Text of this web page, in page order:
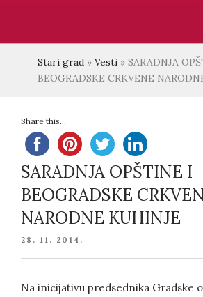
Stari grad » Vesti » SARADNJA
BEOGRADSKE CRKVENE
Share this...
SARADNJA OPŠTINE I
BEOGRADSKE
NARODNE KUHINJE
POSTED
28. 11. 2014.
Na inicijativu predsednika Gradske